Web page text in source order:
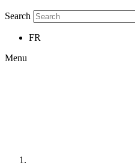
Search
FR
Menu